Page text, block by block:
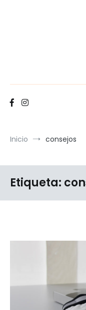
Inicio consejos
Etiqueta: